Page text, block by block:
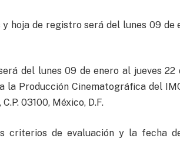
hoja de registro será del lunes 09 de
del lunes 09 de enero al jueves 22
la Producción Cinematográfica del
03100, México, D.F.
criterios de evaluación y la fecha